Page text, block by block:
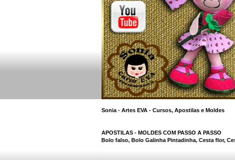
Sonia - Artes EVA - Cursos, Apostilas e Moldes
APOSTILAS - MOLDES COM PASSO A PASSO
Animal Bambi 3D, Bolo falso, Bolo Galinha Pintadinha, Cesta flor,